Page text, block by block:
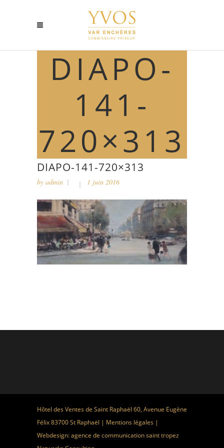
DIAPO-
141-
720×313
DIAPO-141-720×313
by admin 1 juin 2016
Hôtel des Ventes de Saint Raphaël 60, Avenue Eugène
Félix 83700 St Raphaël | Mentions légales |
Webdesign:agence de communication saint tropez